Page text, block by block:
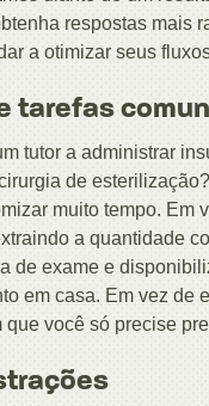
respostas mais
a otimizar seus
tarefas
tutor a administrar
de
muito tempo. Em
a quantidade
de exame e
em casa. Em vez de
você só precise